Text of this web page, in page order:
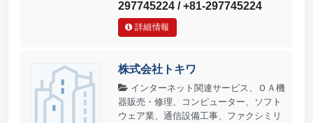
297745224 / +81-297745224
詳細情報
株式会社トキワ
インターネット関連サービス、ＯＡ機
器販売・修理、コンピューター、ソフト
ウェア業、通信設備工事、ファクシミリ